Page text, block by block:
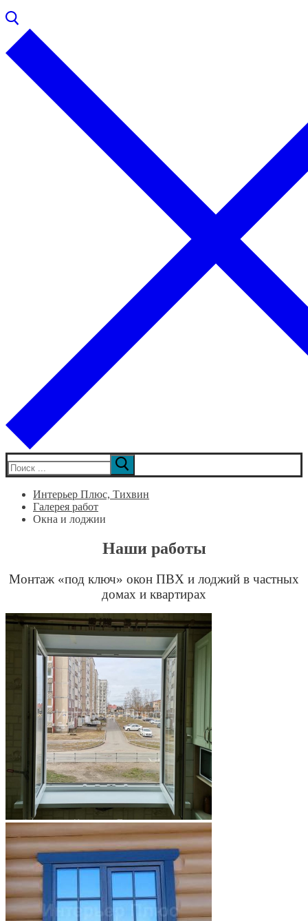
Искать:
Интерьер Плюс, Тихвин
Галерея работ
Окна и лоджии
Наши работы
Монтаж «под ключ» окон ПВХ и лоджий в частных
домах и квартирах